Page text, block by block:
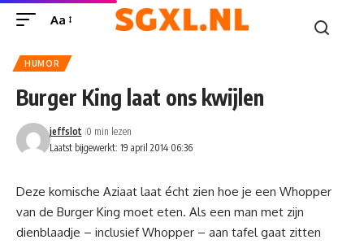
Aa
HUMOR
Burger King laat ons kwijlen
Laatst bijgewerkt: 19 april 2014 06:36
jeffslot 0 min lezen
Deze komische Aziaat laat écht zien hoe je een Whopper
van de Burger King moet eten. Als een man met zijn
dienblaadje – inclusief Whopper – aan tafel gaat zitten